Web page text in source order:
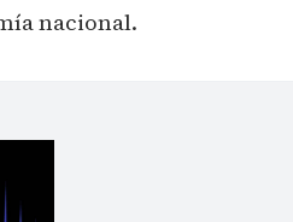
nacional.